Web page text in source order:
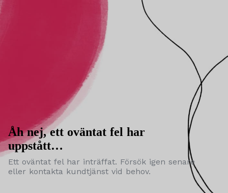
Åh nej, ett oväntat fel har
uppstått…
Ett oväntat fel har inträffat. Försök igen senare
eller kontakta kundtjänst vid behov.